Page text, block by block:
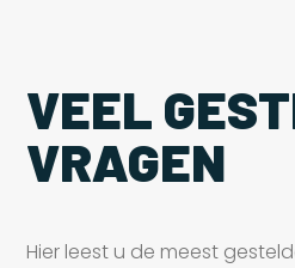
VEEL
VRAGEN
Hier leest u de meest